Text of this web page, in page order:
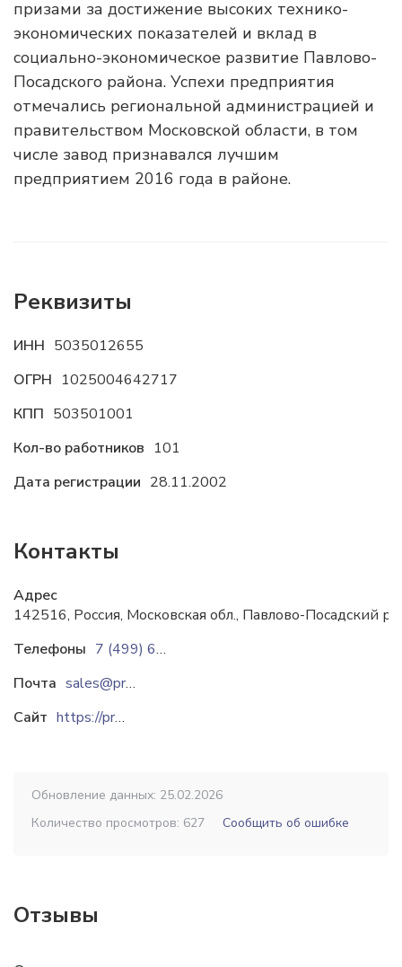
призами за достижение высоких технико-
экономических показателей и вклад в
социально-экономическое развитие Павлово-
Посадского района. Успехи предприятия
отмечались региональной администрацией и
правительством Московской области, в том
числе завод признавался лучшим
предприятием 2016 года в районе.
Реквизиты
ИНН 5035012655
ОГРН 1025004642717
КПП 503501001
Кол-во работников 101
Дата регистрации 28.11.2002
Контакты
Адрес
142516, Россия, Московская обл., Павлово-Посадский
Телефоны
7 (499) 649 77 60
Почта
sales@pro-stk.ru
Сайт
https://pro-stk.ru
Обновление данных: 25.02.2026
Количество просмотров: 627
Сообщить об ошибке
Отзывы